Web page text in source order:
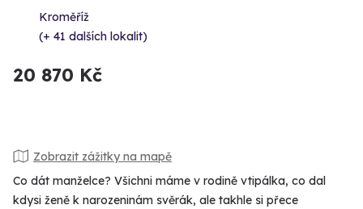
Kroměříž
(+ 41 dalších lokalit)
20 870 Kč
Zobrazit zážitky na mapě
Co dát manželce? Všichni máme v rodině vtipálka, co dal
kdysi ženě k narozeninám svěrák, ale takhle si přece